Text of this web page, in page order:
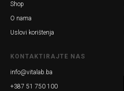
Shop
O nama
Uslovi korištenja
KONTAKTIRAJTE NAS
info@vitalab.ba
+387 51 750 100